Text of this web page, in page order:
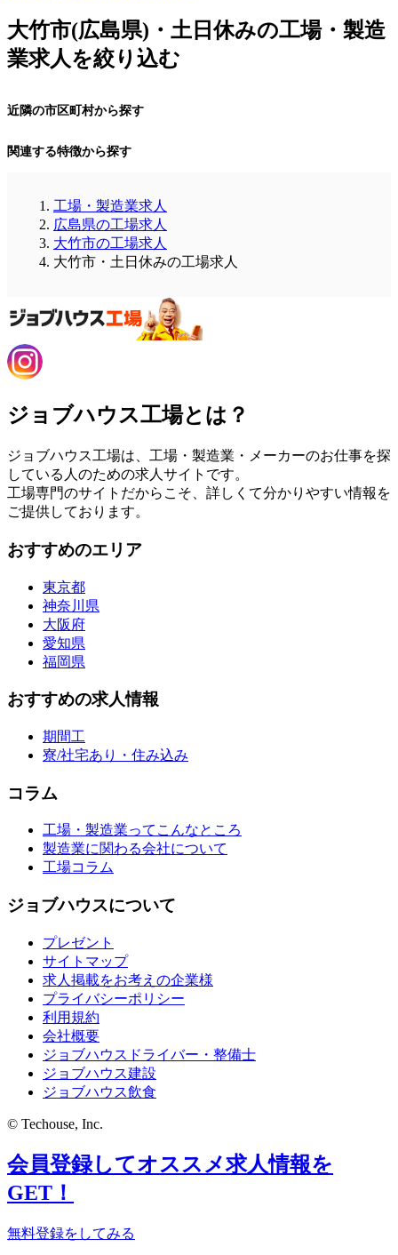
大竹市(広島県)・土日休みの工場・製造
業求人を絞り込む
近隣の市区町村から探す
関連する特徴から探す
工場・製造業求人
広島県の工場求人
大竹市の工場求人
大竹市・土日休みの工場求人
ジョブハウス工場とは？
ジョブハウス工場は、工場・製造業・メーカーのお仕事を探
している人のための求人サイトです。
工場専門のサイトだからこそ、詳しくて分かりやすい情報を
ご提供しております。
おすすめのエリア
東京都
神奈川県
大阪府
愛知県
福岡県
おすすめの求人情報
期間工
寮/社宅あり・住み込み
コラム
工場・製造業ってこんなところ
製造業に関わる会社について
工場コラム
ジョブハウスについて
プレゼント
サイトマップ
求人掲載をお考えの企業様
プライバシーポリシー
利用規約
会社概要
ジョブハウスドライバー・整備士
ジョブハウス建設
ジョブハウス飲食
© Techouse, Inc.
会員登録してオススメ求人情報を
GET！
無料登録をしてみる